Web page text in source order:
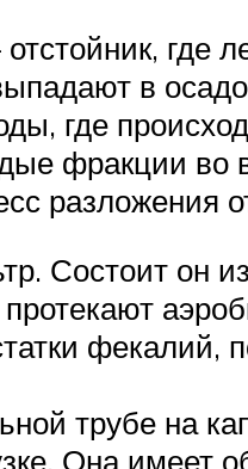
где
в
где
фракции во
разложения
Состоит он
фекалий,
трубе на
Она имеет